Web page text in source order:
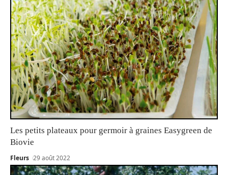
Les petits plateaux pour germoir à graines Easygreen de
Biovie
Fleurs 29 août 2022